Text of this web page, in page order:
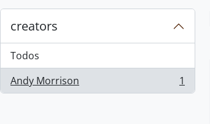
creators
Todos
Andy Morrison
, 1 resultados 1